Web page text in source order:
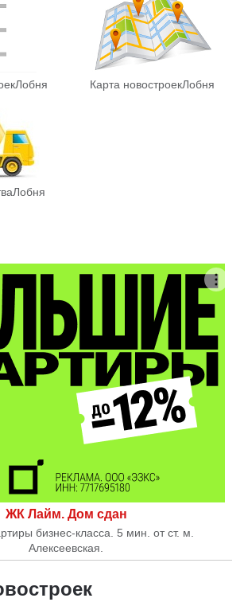
Лобня Карта новостроекЛобня
Лобня
ЖК Лайм. Дом сдан
бизнес-класса. 5 мин. от ст. м.
Алексеевская.